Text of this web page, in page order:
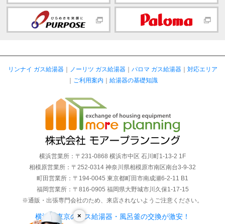
×
リンナイ ガス給湯器｜ ノーリツ ガス給湯器｜ パロマ ガス給湯器｜ 対応エリア
｜ ご利用案内 ｜ 給湯器の基礎知識
横浜営業所：〒231-0868 横浜市中区 石川町1-13-2 1F
相模原営業所：〒252-0314 神奈川県相模原市南区南台3-9-32
町田営業所：〒194-0045 東京都町田市南成瀬6-2-11 B1
福岡営業所：〒816-0905 福岡県大野城市川久保1-17-15
※通販・出張専門会社のため、来店されないようご注意ください。
横浜・東京のガス給湯器・風呂釜の交換が激安！